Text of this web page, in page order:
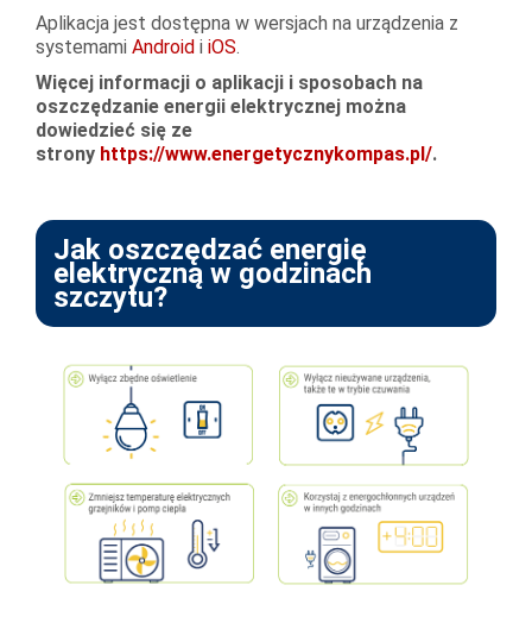
Aplikacja jest dostępna w wersjach na urządzenia z
systemami Android i iOS.
Więcej informacji o aplikacji i sposobach na
oszczędzanie energii elektrycznej można
dowiedzieć się ze
strony https://www.energetycznykompas.pl/.
Jak oszczędzać energię
elektryczną w godzinach
szczytu?